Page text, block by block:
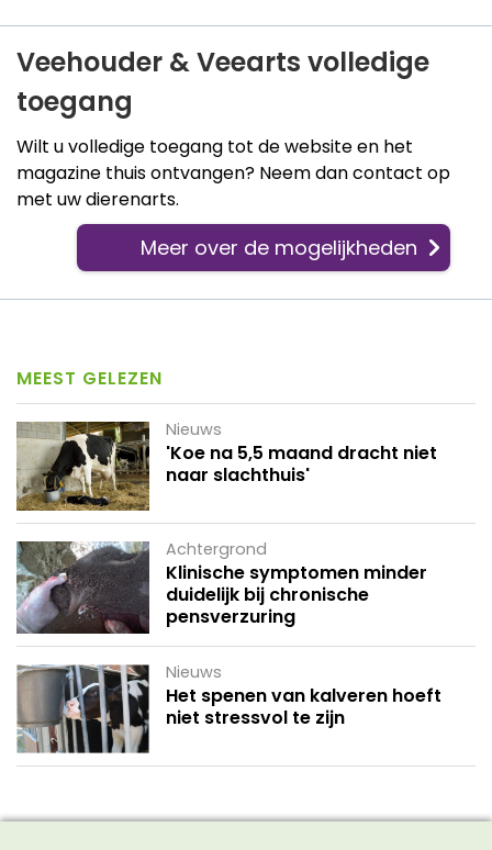
Veehouder & Veearts volledige
toegang
Wilt u volledige toegang tot de website en het
magazine thuis ontvangen? Neem dan contact op
met uw dierenarts.
Meer over de mogelijkheden
MEEST GELEZEN
Nieuws
'Koe na 5,5 maand dracht niet
naar slachthuis'
Achtergrond
Klinische symptomen minder
duidelijk bij chronische
pensverzuring
Nieuws
Het spenen van kalveren hoeft
niet stressvol te zijn